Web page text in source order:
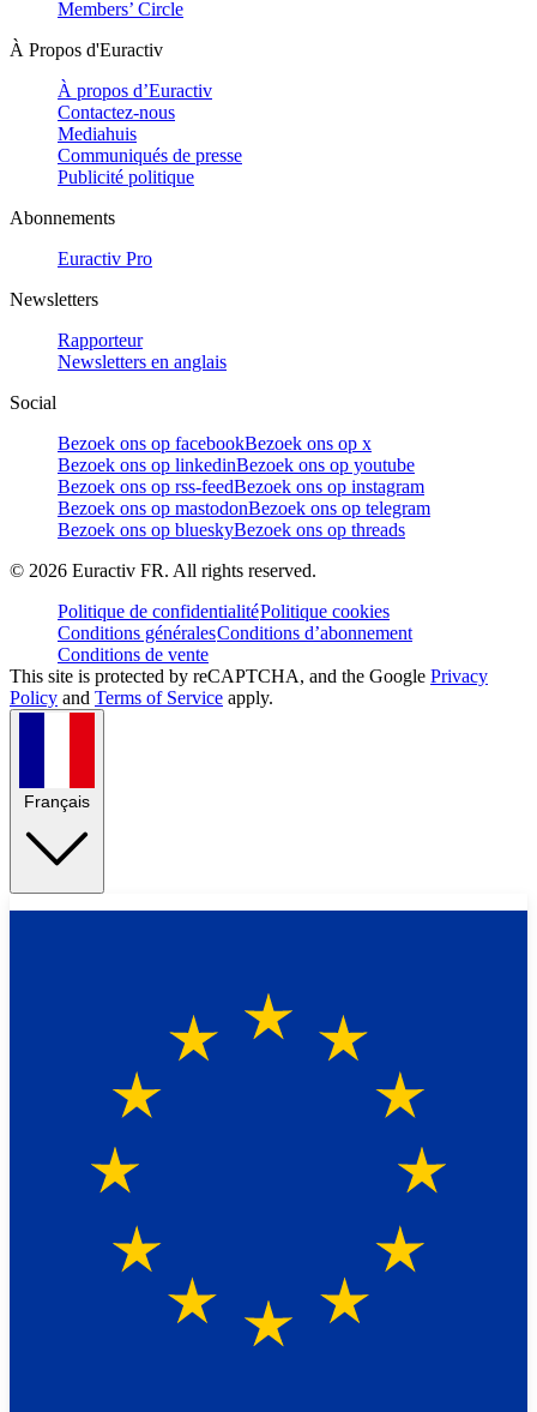
Members’ Circle
À Propos d'Euractiv
À propos d’Euractiv
Contactez-nous
Mediahuis
Communiqués de presse
Publicité politique
Abonnements
Euractiv Pro
Newsletters
Rapporteur
Newsletters en anglais
Social
Bezoek ons op facebookBezoek ons op x
Bezoek ons op linkedinBezoek ons op youtube
Bezoek ons op rss-feedBezoek ons op instagram
Bezoek ons op mastodonBezoek ons op telegram
Bezoek ons op blueskyBezoek ons op threads
© 2026 Euractiv FR. All rights reserved.
Politique de confidentialitéPolitique cookies
Conditions généralesConditions d’abonnement
Conditions de vente
This site is protected by reCAPTCHA, and the Google Privacy
Policy and Terms of Service apply.
Français